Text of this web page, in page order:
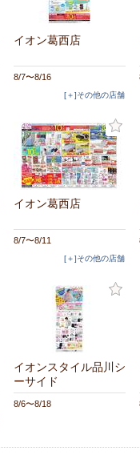
イオン葛西店
8/7〜8/16
[＋]その他の店舗
イオン葛西店
8/7〜8/11
[＋]その他の店舗
イオンスタイル品川シ
ーサイド
8/6〜8/18